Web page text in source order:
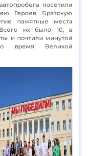
посетили
Героев, Братскую
памятные места
их было 10, в
и почтили минутой
время Великой